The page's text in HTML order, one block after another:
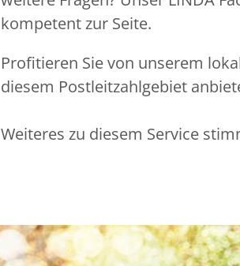
kompetent zur Seite.
Profitieren Sie von unserem
diesem Postleitzahlgebiet
Weiteres zu diesem Service